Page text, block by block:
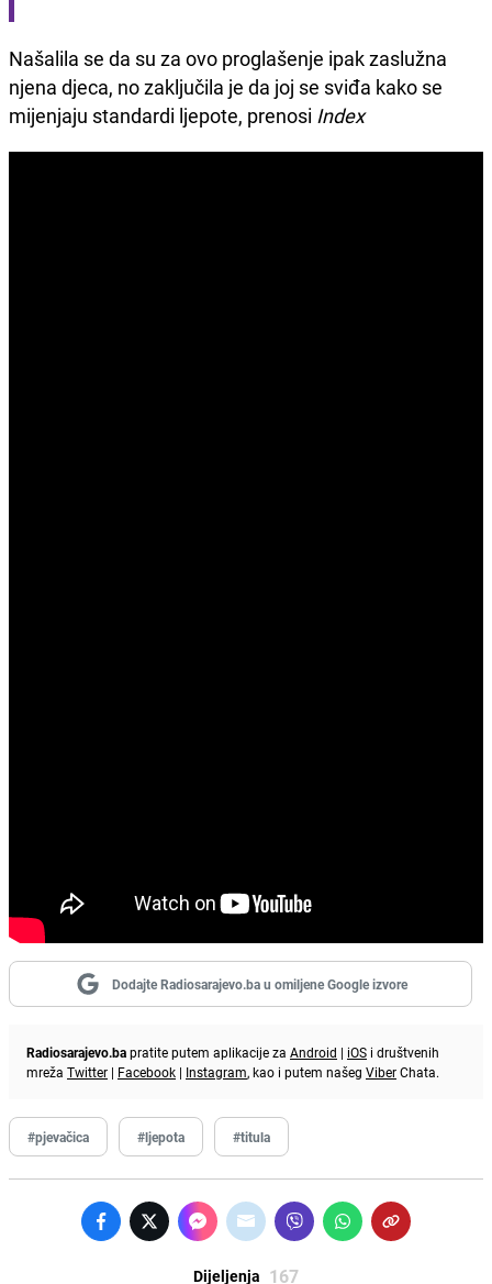
Našalila se da su za ovo proglašenje ipak zaslužna
njena djeca, no zaključila je da joj se sviđa kako se
mijenjaju standardi ljepote, prenosi Index
Dodajte Radiosarajevo.ba u omiljene Google izvore
Radiosarajevo.bapratite putem aplikacije za Android | iOS i društvenih
mreža Twitter | Facebook | Instagram, kao i putem našeg ViberChata.
#pjevačica #ljepota #titula
Dijeljenja 167